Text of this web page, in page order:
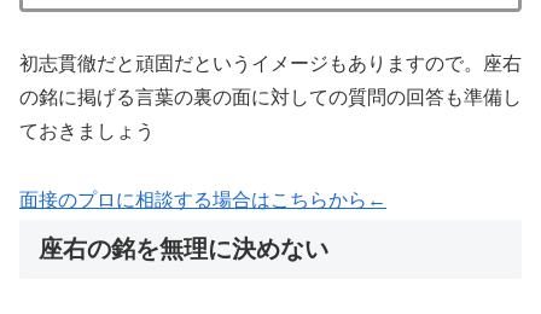
初志貫徹だと頑固だというイメージもありますので。座右
の銘に掲げる言葉の裏の面に対しての質問の回答も準備し
ておきましょう
面接のプロに相談する場合はこちらから←
座右の銘を無理に決めない